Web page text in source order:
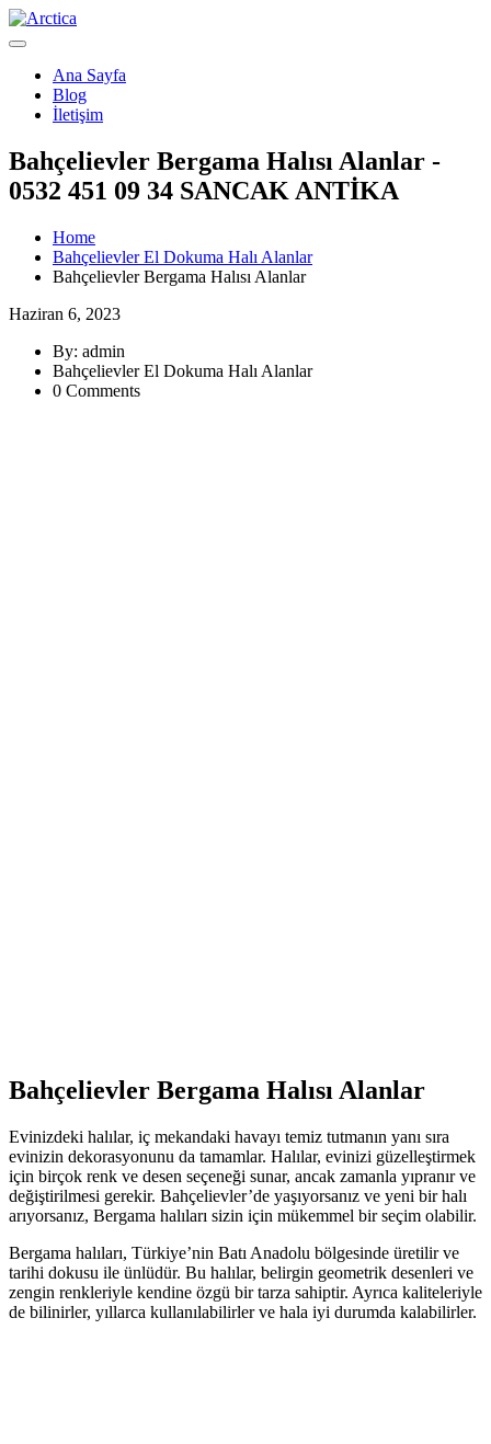
Ana Sayfa
Blog
İletişim
Bahçelievler Bergama Halısı Alanlar -
0532 451 09 34 SANCAK ANTİKA
Home
Bahçelievler El Dokuma Halı Alanlar
Bahçelievler Bergama Halısı Alanlar
Haziran 6, 2023
By: admin
Bahçelievler El Dokuma Halı Alanlar
0 Comments
Bahçelievler Bergama Halısı Alanlar
Evinizdeki halılar, iç mekandaki havayı temiz tutmanın yanı sıra
evinizin dekorasyonunu da tamamlar. Halılar, evinizi güzelleştirmek
için birçok renk ve desen seçeneği sunar, ancak zamanla yıpranır ve
değiştirilmesi gerekir. Bahçelievler’de yaşıyorsanız ve yeni bir halı
arıyorsanız, Bergama halıları sizin için mükemmel bir seçim olabilir.
Bergama halıları, Türkiye’nin Batı Anadolu bölgesinde üretilir ve
tarihi dokusu ile ünlüdür. Bu halılar, belirgin geometrik desenleri ve
zengin renkleriyle kendine özgü bir tarza sahiptir. Ayrıca kaliteleriyle
de bilinirler, yıllarca kullanılabilirler ve hala iyi durumda kalabilirler.